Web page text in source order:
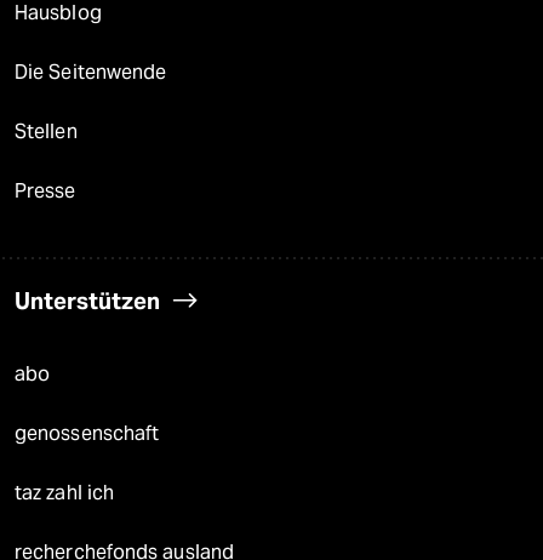
Hausblog
Die Seitenwende
Stellen
Presse
Unterstützen
abo
genossenschaft
taz zahl ich
recherchefonds ausland